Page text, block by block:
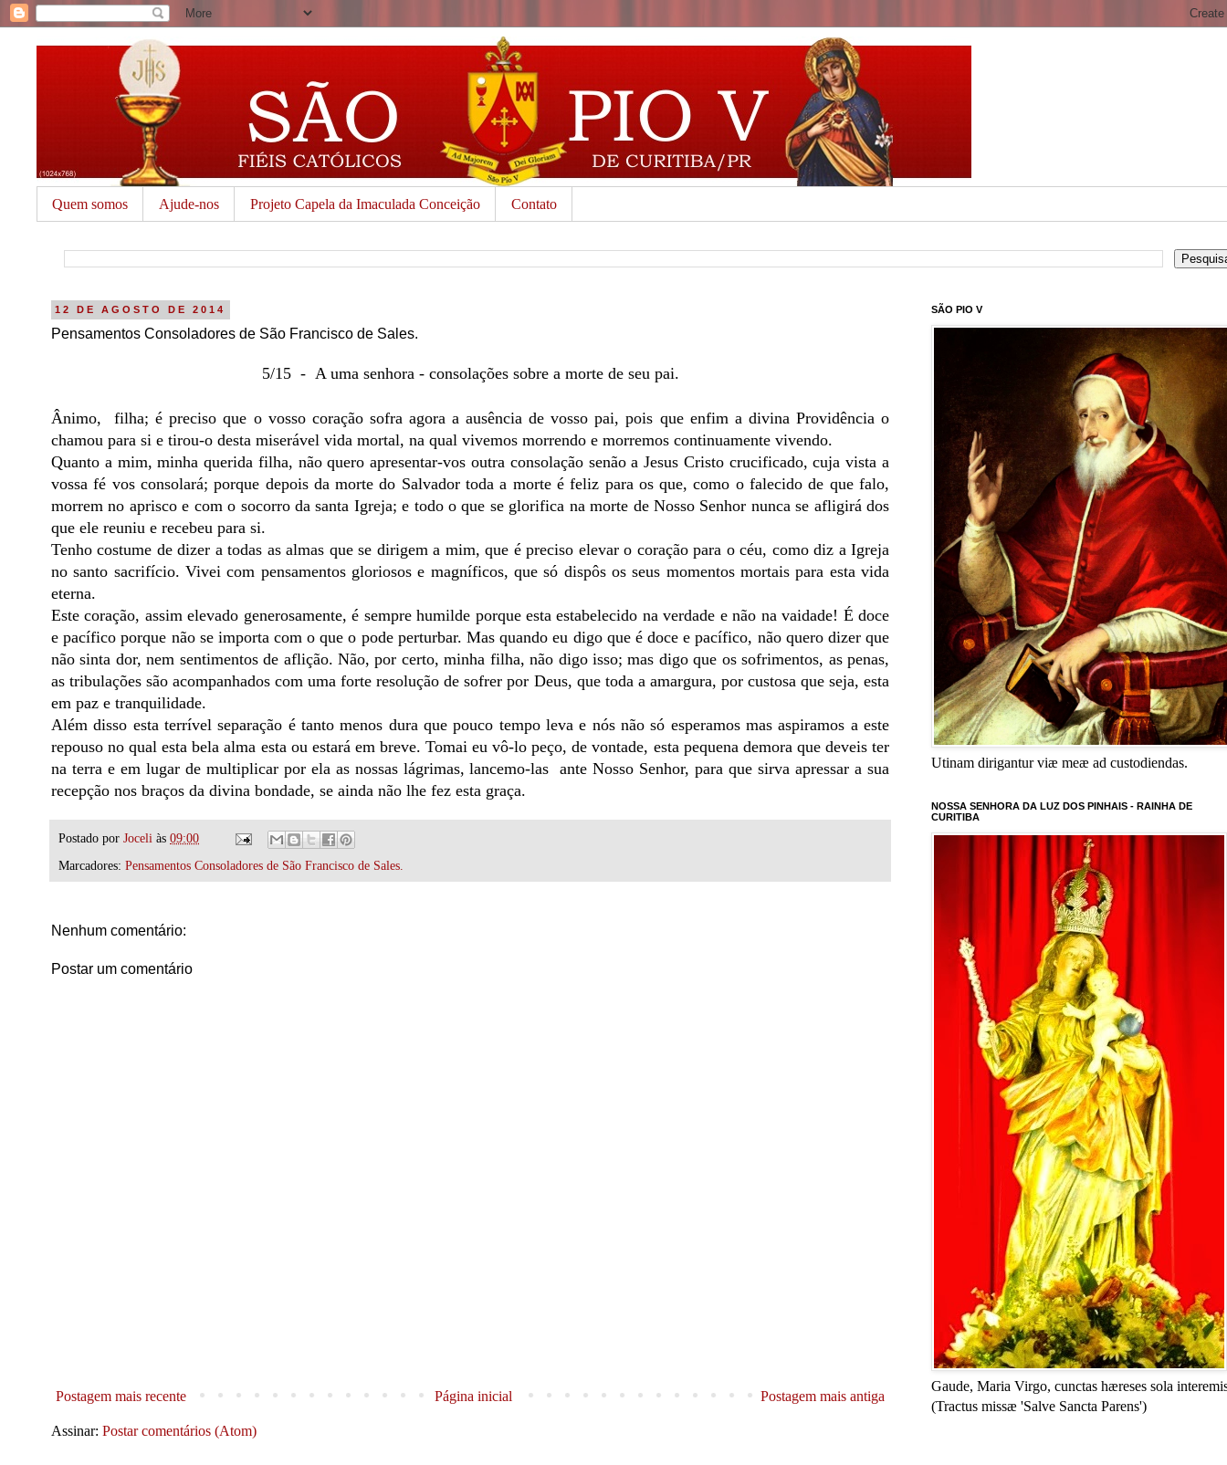
Quem somos Ajude-nos Projeto Capela da Imaculada Conceição Contato
12 DE AGOSTO DE 2014
Pensamentos Consoladores de São Francisco de Sales.
5/15 - A uma senhora - consolações sobre a morte de seu pai.
Ânimo, filha; é preciso que o vosso coração sofra agora a ausência de vosso pai, pois que enfim a divina Providência o
chamou para si e tirou-o desta miserável vida mortal, na qual vivemos morrendo e morremos continuamente vivendo.
Quanto a mim, minha querida filha, não quero apresentar-vos outra consolação senão a Jesus Cristo crucificado, cuja vista a
vossa fé vos consolará; porque depois da morte do Salvador toda a morte é feliz para os que, como o falecido de que falo,
morrem no aprisco e com o socorro da santa Igreja; e todo o que se glorifica na morte de Nosso Senhor nunca se afligirá dos
que ele reuniu e recebeu para si.
Tenho costume de dizer a todas as almas que se dirigem a mim, que é preciso elevar o coração para o céu, como diz a Igreja
no santo sacrifício. Vivei com pensamentos gloriosos e magníficos, que só dispôs os seus momentos mortais para esta vida
eterna.
Este coração, assim elevado generosamente, é sempre humilde porque esta estabelecido na verdade e não na vaidade! É doce
e pacífico porque não se importa com o que o pode perturbar. Mas quando eu digo que é doce e pacífico, não quero dizer que
não sinta dor, nem sentimentos de aflição. Não, por certo, minha filha, não digo isso; mas digo que os sofrimentos, as penas,
as tribulações são acompanhados com uma forte resolução de sofrer por Deus, que toda a amargura, por custosa que seja, esta
em paz e tranquilidade.
Além disso esta terrível separação é tanto menos dura que pouco tempo leva e nós não só esperamos mas aspiramos a este
repouso no qual esta bela alma esta ou estará em breve. Tomai eu vô-lo peço, de vontade, esta pequena demora que deveis ter
na terra e em lugar de multiplicar por ela as nossas lágrimas, lancemo-las ante Nosso Senhor, para que sirva apressar a sua
recepção nos braços da divina bondade, se ainda não lhe fez esta graça.
Postado por Joceli às 09:00
Marcadores: Pensamentos Consoladores de São Francisco de Sales.
Nenhum comentário:
Postar um comentário
Postagem mais recente Postagem mais antiga
Página inicial
Assinar: Postar comentários (Atom)
SÃO PIO V
Utinam dirigantur viæ meæ ad custodiendas.
NOSSA SENHORA DA LUZ DOS PINHAIS - RAINHA DE
CURITIBA
Gaude, Maria Virgo, cunctas hæreses sola
(Tractus missæ 'Salve Sancta Parens')